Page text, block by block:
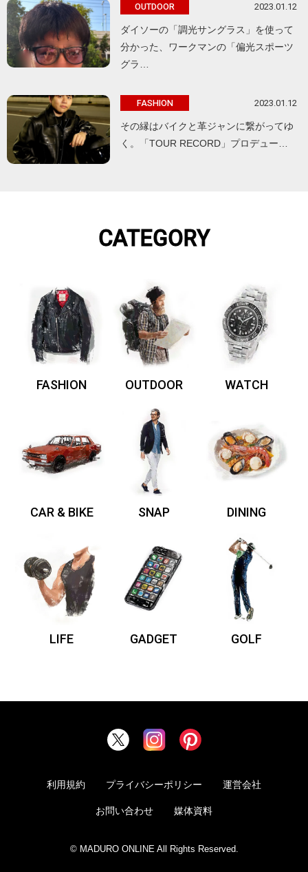
OUTDOOR 2023.01.12
ダイソーの「調光サングラス」を使って
分かった、ワークマンの「偏光スポーツ
グラ…
FASHION 2023.01.12
その縁はバイクと革ジャンに繋がってゆ
く。「TOUR RECORD」プロデュー…
CATEGORY
FASHION OUTDOOR WATCH
CAR & BIKE SNAP DINING
LIFE GADGET GOLF
利用規約 プライバシーポリシー 運営会社
お問い合わせ 媒体資料
© MADURO ONLINE All Rights Reserved.